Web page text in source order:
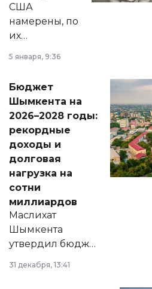
США
намерены, по
их
принести
народу
Венесуэлы.
5 января, 9:36
Бюджет
Шымкента на
2026–2028 годы:
рекордные
доходы и
долговая
нагрузка на
сотни
миллиардов
Маслихат
Шымкента
утвердил бюджет
города на 2026–
2028 годы.
31 декабря, 13:41